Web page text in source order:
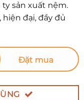
sản xuất nệm.
đại, đầy đủ
Đặt mua